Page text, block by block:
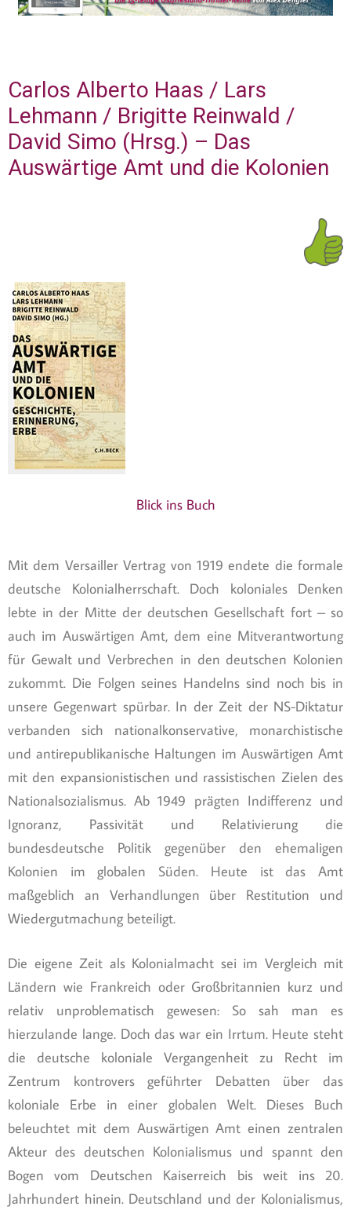
Carlos Alberto Haas / Lars
Lehmann / Brigitte Reinwald /
David Simo (Hrsg.) – Das
Auswärtige Amt und die Kolonien
Blick ins Buch
Mit dem Versailler Vertrag von 1919 endete die formale
deutsche Kolonialherrschaft. Doch koloniales Denken
lebte in der Mitte der deutschen Gesellschaft fort – so
auch im Auswärtigen Amt, dem eine Mitverantwortung
für Gewalt und Verbrechen in den deutschen Kolonien
zukommt. Die Folgen seines Handelns sind noch bis in
unsere Gegenwart spürbar. In der Zeit der NS-Diktatur
verbanden sich nationalkonservative, monarchistische
und antirepublikanische Haltungen im Auswärtigen Amt
mit den expansionistischen und rassistischen Zielen des
Nationalsozialismus. Ab 1949 prägten Indifferenz und
Ignoranz, Passivität und Relativierung die
bundesdeutsche Politik gegenüber den ehemaligen
Kolonien im globalen Süden. Heute ist das Amt
maßgeblich an Verhandlungen über Restitution und
Wiedergutmachung beteiligt.
Die eigene Zeit als Kolonialmacht sei im Vergleich mit
Ländern wie Frankreich oder Großbritannien kurz und
relativ unproblematisch gewesen: So sah man es
hierzulande lange. Doch das war ein Irrtum. Heute steht
die deutsche koloniale Vergangenheit zu Recht im
Zentrum kontrovers geführter Debatten über das
koloniale Erbe in einer globalen Welt. Dieses Buch
beleuchtet mit dem Auswärtigen Amt einen zentralen
Akteur des deutschen Kolonialismus und spannt den
Bogen vom Deutschen Kaiserreich bis weit ins 20.
Jahrhundert hinein. Deutschland und der Kolonialismus,